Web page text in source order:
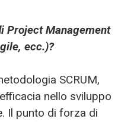
Project Management
ecc.)?
SCRUM,
nello sviluppo
Il punto di forza di